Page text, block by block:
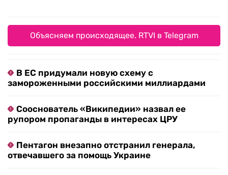
Объясняем происходящее. RTVI в Telegram
В ЕС придумали новую схему с
замороженными российскими миллиардами
Сооснователь «Википедии» назвал ее
рупором пропаганды в интересах ЦРУ
Пентагон внезапно отстранил генерала,
отвечавшего за помощь Украине